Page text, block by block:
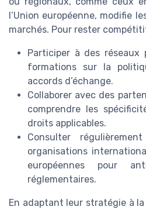
l’Union européenne, modifie
marchés. Pour rester
Participer à des
formations sur la
accords d’échange.
Collaborer avec des
comprendre les
droits applicables.
Consulter
organisations
européennes pour
réglementaires.
En adaptant leur stratégie à